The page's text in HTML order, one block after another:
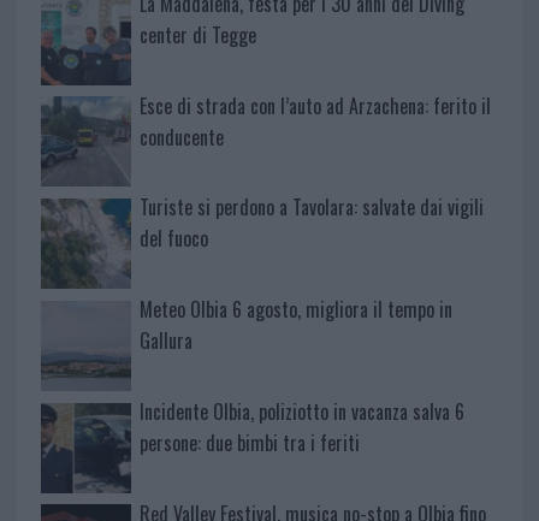
center di Tegge
Esce di strada con l’auto ad Arzachena: ferito il
conducente
Turiste si perdono a Tavolara: salvate dai vigili
del fuoco
Meteo Olbia 6 agosto, migliora il tempo in
Gallura
Incidente Olbia, poliziotto in vacanza salva 6
persone: due bimbi tra i feriti
Red Valley Festival, musica no-stop a Olbia fino